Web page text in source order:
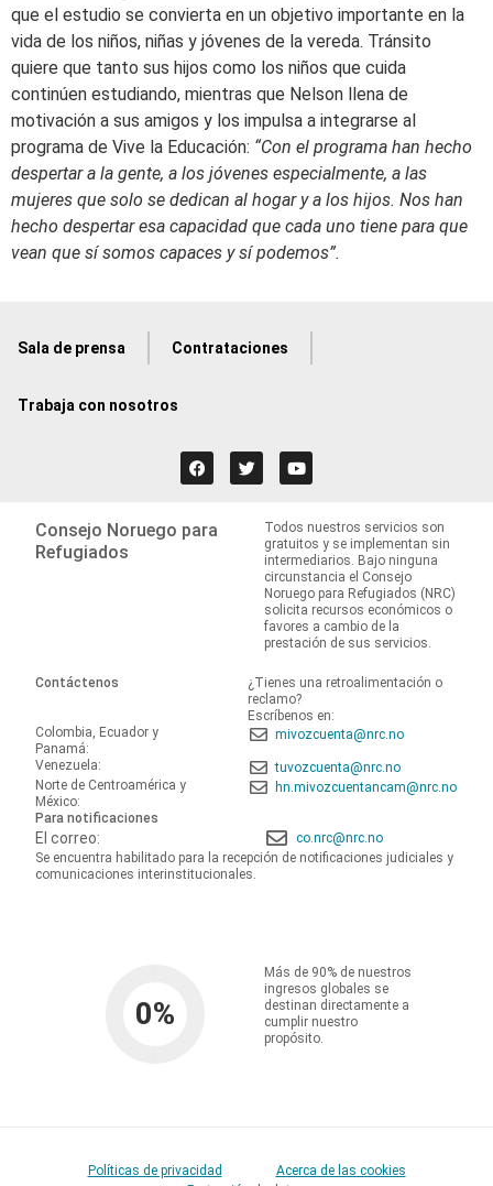
que el estudio se convierta en un objetivo importante en la
vida de los niños, niñas y jóvenes de la vereda. Tránsito
quiere que tanto sus hijos como los niños que cuida
continúen estudiando, mientras que Nelson llena de
motivación a sus amigos y los impulsa a integrarse al
programa de Vive la Educación: “Con el programa han hecho
despertar a la gente, a los jóvenes especialmente, a las
mujeres que solo se dedican al hogar y a los hijos. Nos han
hecho despertar esa capacidad que cada uno tiene para que
vean que sí somos capaces y sí podemos”.
Sala de prensa Contrataciones
Trabaja con nosotros
Consejo Noruego para
Refugiados
Todos nuestros servicios son
gratuitos y se implementan sin
intermediarios. Bajo ninguna
circunstancia el Consejo
Noruego para Refugiados (NRC)
solicita recursos económicos o
favores a cambio de la
prestación de sus servicios.
Contáctenos
¿Tienes una retroalimentación o
reclamo?
Escríbenos en:
Colombia, Ecuador y
Panamá:
mivozcuenta@nrc.no
Venezuela:
tuvozcuenta@nrc.no
Norte de Centroamérica y
México:
hn.mivozcuentancam@nrc.no
Para notificaciones
El correo:
co.nrc@nrc.no
Se encuentra habilitado para la recepción de notificaciones judiciales y
comunicaciones interinstitucionales.
0%
Más de 90% de nuestros
ingresos globales se
destinan directamente a
cumplir nuestro
propósito.
Políticas de privacidad
Acerca de las cookies